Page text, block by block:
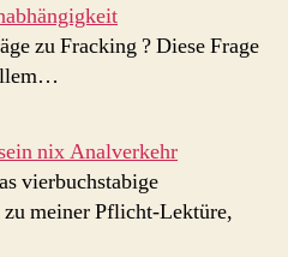
zu Fracking ? Diese Frage
nix Analverkehr
vierbuchstabige
meiner Pflicht-Lektüre,